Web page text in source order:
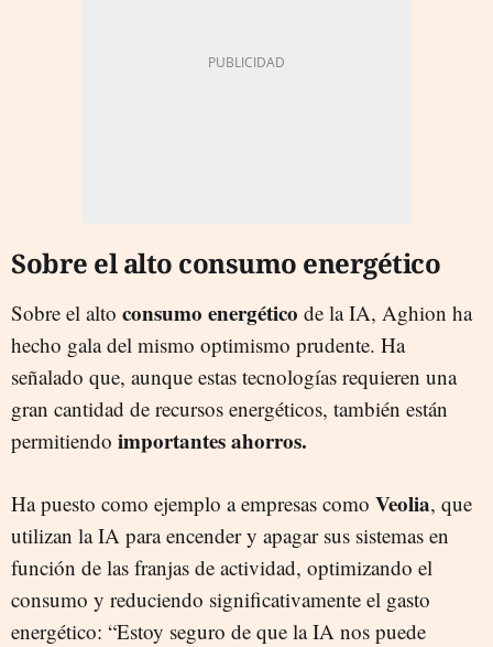
Sobre el alto consumo energético
Sobre el alto consumo energético de la IA, Aghion ha
hecho gala del mismo optimismo prudente. Ha
señalado que, aunque estas tecnologías requieren una
gran cantidad de recursos energéticos, también están
permitiendo importantes ahorros.
Ha puesto como ejemplo a empresas como Veolia, que
utilizan la IA para encender y apagar sus sistemas en
función de las franjas de actividad, optimizando el
consumo y reduciendo significativamente el gasto
energético: “Estoy seguro de que la IA nos puede